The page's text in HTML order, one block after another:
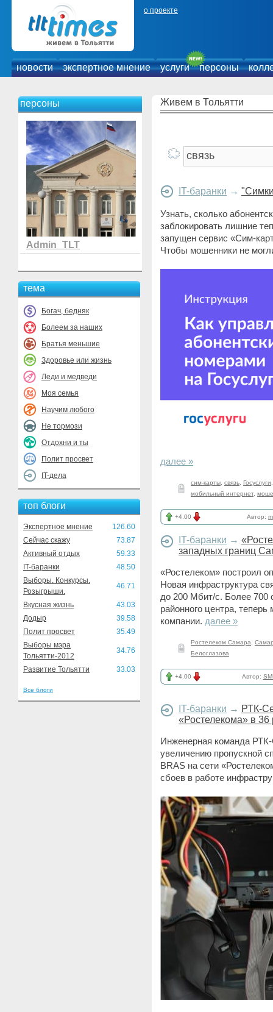
о проекте
новости экспертное мнение услуги персоны
персоны
Admin_TLT
тема
Богач, бедняк
Болеем за наших
Братья меньшие
Здоровье или жизнь
Леди и медведи
Моя семья
Научим любого
Не тормози
Отдохни и ты
Полит просвет
IT-дела
топ блоги
Экспертное мнение
126.60
Сейчас скажу
73.87
Активный отдых
59.33
IT-баранки
48.50
Выборы. Конкурсы.
Розыгрыши.
46.71
Вкусная жизнь
43.03
Додыр
39.58
Полит просвет
35.49
Выборы мэра
Тольятти-2012
34.76
Развитие Тольятти 33.03
Все блоги
Живем в Тольятти
IT-баранки →
Узнать, сколько
заблокировать лишние
запущен сервис «Сим-
Чтобы мошенники не
далее »
сим-карты связь Госуслуги
мобильный интернет,
+4.00 Автор:
IT-баранки →
западных границ
«Ростелеком» построил
Новая инфраструктура
до 200 Мбит/с. Более 700
районного центра,
компании. далее »
Ростелеком Самара
Белоглазова
+4.00 Автор:
IT-баранки → РТК-
«Ростелекома» в 36
Инженерная команда
увеличению пропускной
BRAS на сети
сбоев в работе